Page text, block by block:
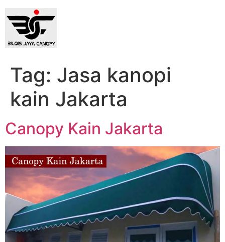
Tag: Jasa kanopi
kain Jakarta
Canopy Kain Jakarta